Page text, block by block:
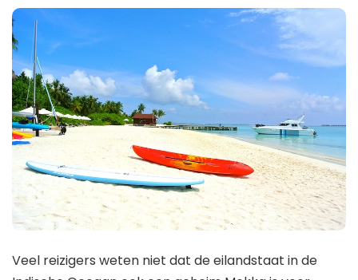
Veel reizigers weten niet dat de eilandstaat in de